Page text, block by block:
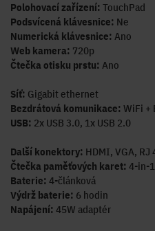
Polohovací zařízení: TouchPad
Podsvícená klávesnice: Ne
Numerická klávesnice: Ano
Web kamera: 720p
Čtečka otisku prstu: Ano
Síť: Gigabit ethernet
Bezdrátová komunikace: WiFi +
USB: 2x USB 3.0, 1x USB 2.0
Další konektory: HDMI, VGA, RJ
Čtečka paměťových karet: 4-in-1
Baterie: 4-článková
Výdrž baterie: 6 hodin
Napájení: 45W adaptér